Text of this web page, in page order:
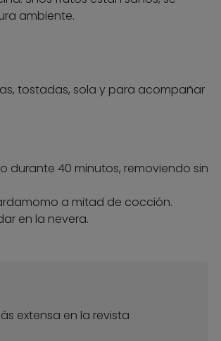
ambiente.
tostadas, sola y para acompañar
durante 40 minutos, removiendo sin
a mitad de cocción.
en la nevera.
extensa en la revista